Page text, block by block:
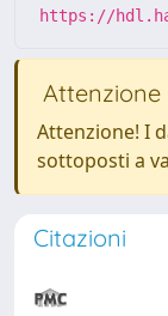
https://
Attenzione
Attenzione! I
sottoposti a
Citazioni